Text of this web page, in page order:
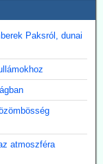
szempontból is
Közművek (BKM)
szerződést kötött a
elkészítésére a
rendszerbe való
Paksról, dunai
atmoszféra